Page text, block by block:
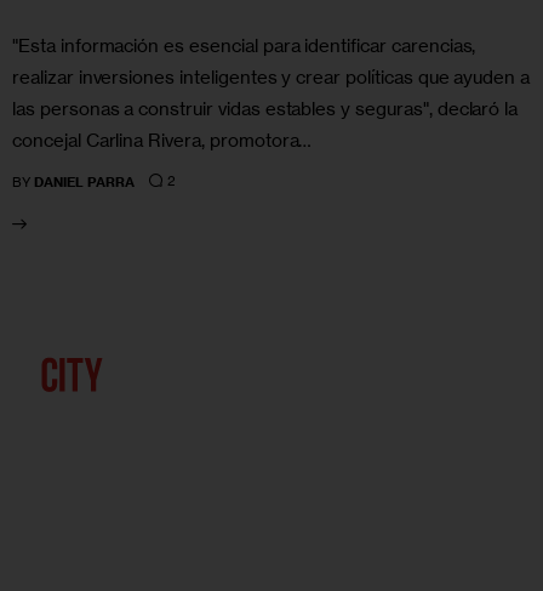
"Esta información es esencial para identificar carencias,
realizar inversiones inteligentes y crear políticas que ayuden a
las personas a construir vidas estables y seguras", declaró la
concejal Carlina Rivera, promotora…
BY DANIEL PARRA 2